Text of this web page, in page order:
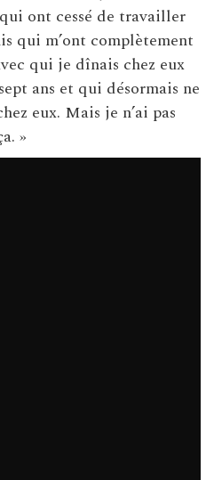
ont cessé de travailler
qui m’ont complètement
qui je dînais chez eux
ans et qui désormais ne
eux. Mais je n’ai pas
»